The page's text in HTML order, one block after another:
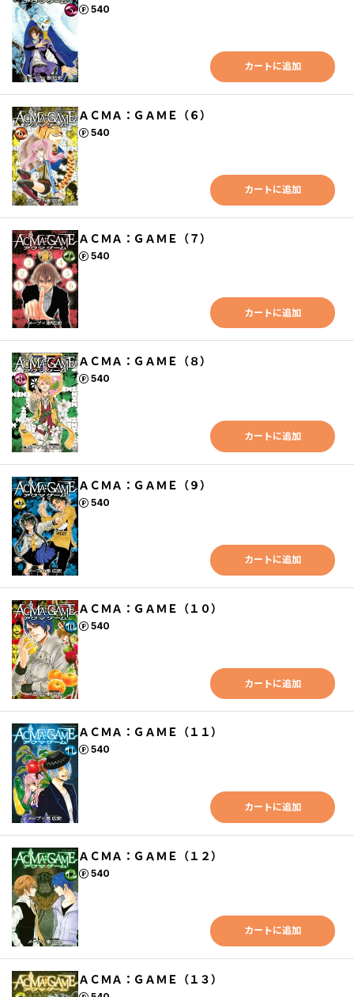
540
ポイント
カートに追加
ＡＣＭＡ：ＧＡＭＥ（６）
540
ポイント
カートに追加
ＡＣＭＡ：ＧＡＭＥ（７）
540
ポイント
カートに追加
ＡＣＭＡ：ＧＡＭＥ（８）
540
ポイント
カートに追加
ＡＣＭＡ：ＧＡＭＥ（９）
540
ポイント
カートに追加
ＡＣＭＡ：ＧＡＭＥ（１０）
540
ポイント
カートに追加
ＡＣＭＡ：ＧＡＭＥ（１１）
540
ポイント
カートに追加
ＡＣＭＡ：ＧＡＭＥ（１２）
540
ポイント
カートに追加
ＡＣＭＡ：ＧＡＭＥ（１３）